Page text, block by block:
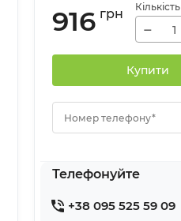
916 грн Кількість
−
Купити
Номер телефону*
Телефонуйте
+38 095 525 59 09